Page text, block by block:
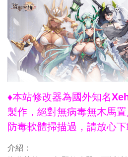
♦本站修改器為國外知名
製作，絕對無病毒無木馬
防毒軟體掃描過，請放心下
介紹：